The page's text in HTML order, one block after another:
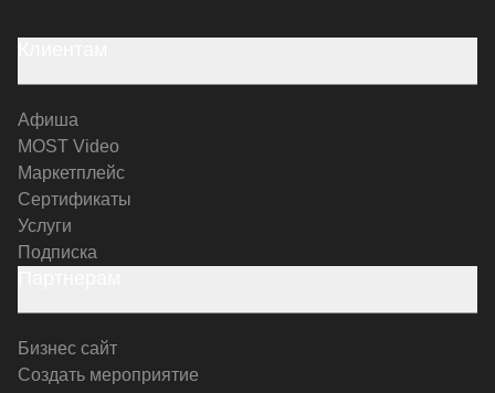
Афиша
MOST Video
Маркетплейс
Сертификаты
Услуги
Подписка
Бизнес сайт
Создать мероприятие